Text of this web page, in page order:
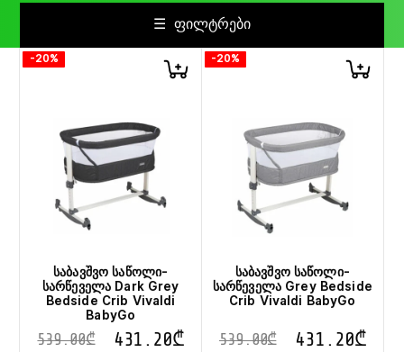
☰ ᲤᲘᲚᲢᲠᲔᲑᲘ
-20%
საბავშვო საწოლი-
სარწეველა Dark Grey
Bedside Crib Vivaldi
BabyGo
539.00₾ 431.20₾
-20%
საბავშვო საწოლი-
სარწეველა Grey Bedside
Crib Vivaldi BabyGo
539.00₾ 431.20₾